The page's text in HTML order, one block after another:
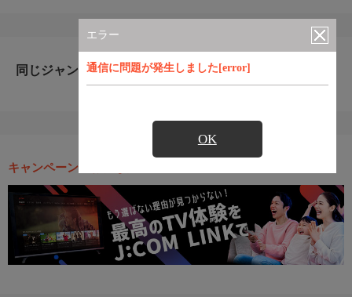
エラー
通信に問題が発生しました[error]
OK
同じジャンルのおすすめ番組
キャンペーン・お得な情報